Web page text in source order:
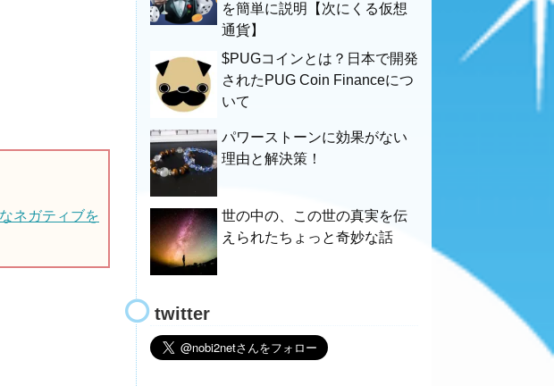
ネガティブを
を簡単に説明【次にくる仮想
通貨】
$PUGコインとは？日本で開発
されたPUG Coin Financeにつ
いて
パワーストーンに効果がない
理由と解決策！
世の中の、この世の真実を伝
えられたちょっと奇妙な話
twitter